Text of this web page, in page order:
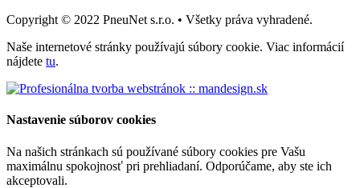
Copyright © 2022 PneuNet s.r.o. • Všetky práva vyhradené.
Naše internetové stránky používajú súbory cookie. Viac informácií
nájdete tu.
Nastavenie súborov cookies
Na našich stránkach sú používané súbory cookies pre Vašu
maximálnu spokojnosť pri prehliadaní. Odporúčame, aby ste ich
akceptovali.